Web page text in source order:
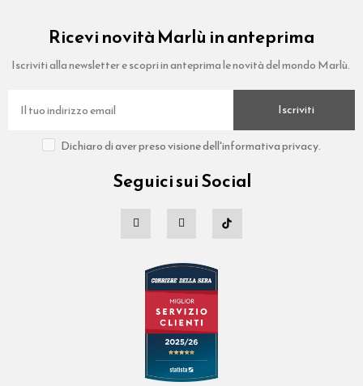
Ricevi novità Marlù in anteprima
Iscriviti alla newsletter e scopri in anteprima le novità del mondo Marlù.
Iscriviti
Dichiaro di aver preso visione dell'informativa privacy.
Seguici sui Social